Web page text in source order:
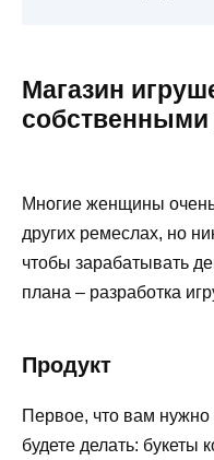
Магазин
собственными
Многие женщины
других ремеслах, но
чтобы зарабатывать
плана – разработка
Продукт
Первое, что вам нужно
будете делать: букеты